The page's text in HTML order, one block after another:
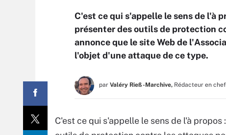
C'est ce qui s'appelle le sens de l'à
présenter des outils de protection
annonce que le site Web de
l'objet d'une attaque de ce type.
par Valéry Rieß-Marchive, Rédacteur en chef
C'est ce qui s'appelle le sens de l'à propos